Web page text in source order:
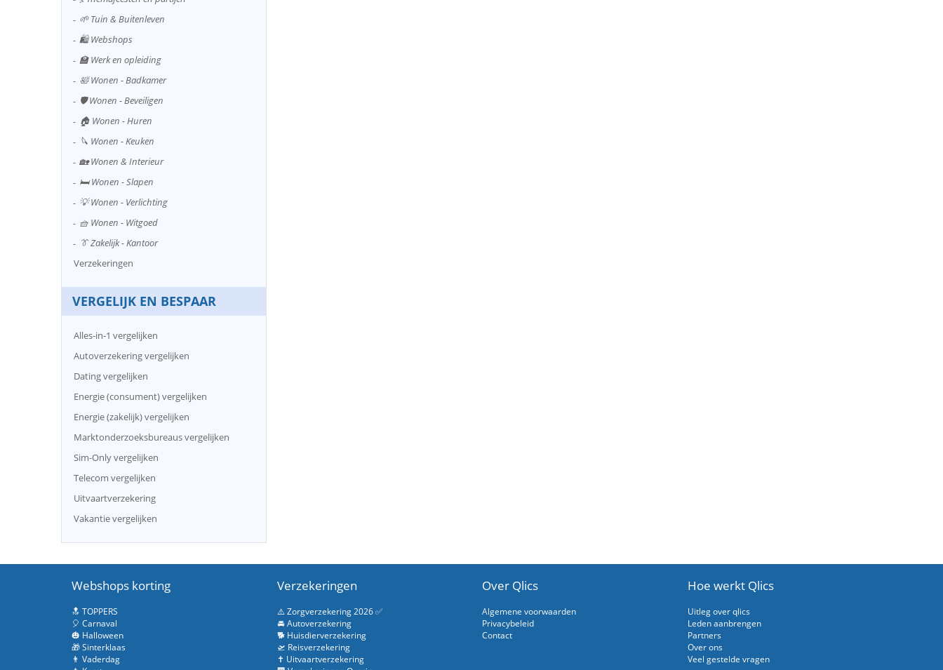
🌱 Tuin & Buitenleven
🛍️ Webshops
🏫 Werk en opleiding
🛀 Wonen - Badkamer
🛡️ Wonen - Beveiligen
🏠 Wonen - Huren
🔪 Wonen - Keuken
🏡 Wonen & Interieur
🛏️ Wonen - Slapen
💡 Wonen - Verlichting
🧺 Wonen - Witgoed
👔 Zakelijk - Kantoor
Verzekeringen
VERGELIJK EN BESPAAR
Alles-in-1 vergelijken
Autoverzekering vergelijken
Dating vergelijken
Energie (consument) vergelijken
Energie (zakelijk) vergelijken
Marktonderzoeksbureaus vergelijken
Sim-Only vergelijken
Telecom vergelijken
Uitvaartverzekering
Vakantie vergelijken
Webshops korting
🔝 TOPPERS
🎈 Carnaval
🎃 Halloween
🎁 Sinterklaas
👨 Vaderdag
Verzekeringen
⚠️ Zorgverzekering 2026 ✅
🚘 Autoverzekering
🐕 Huisdierverzekering
🛫 Reisverzekering
✝️ Uitvaartverzekering
Over Qlics
Algemene voorwaarden
Privacybeleid
Contact
Hoe werkt Qlics
Uitleg over qlics
Leden aanbrengen
Partners
Over ons
Veel gestelde vragen